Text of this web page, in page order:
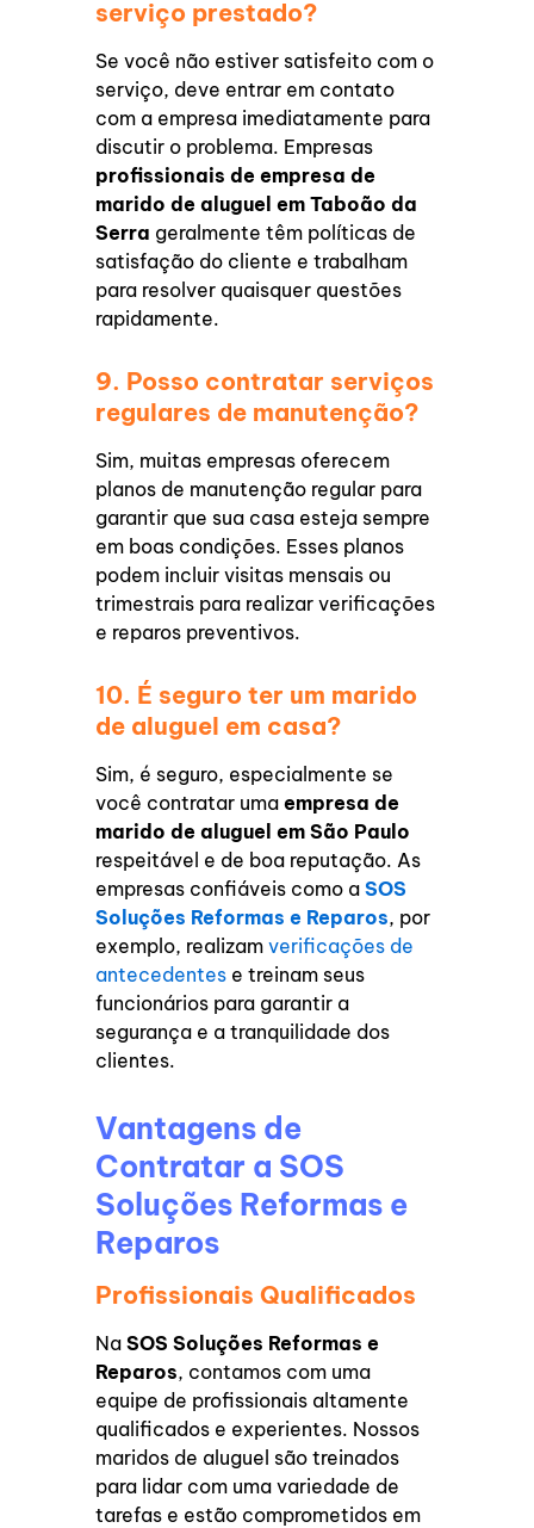
serviço prestado?
Se você não estiver satisfeito com o
serviço, deve entrar em contato
com a empresa imediatamente para
discutir o problema. Empresas
profissionais de empresa de
marido de aluguel em Taboão da
Serra geralmente têm políticas de
satisfação do cliente e trabalham
para resolver quaisquer questões
rapidamente.
9. Posso contratar serviços
regulares de manutenção?
Sim, muitas empresas oferecem
planos de manutenção regular para
garantir que sua casa esteja sempre
em boas condições. Esses planos
podem incluir visitas mensais ou
trimestrais para realizar verificações
e reparos preventivos.
10. É seguro ter um marido
de aluguel em casa?
Sim, é seguro, especialmente se
você contratar umaempresa de
marido de aluguel em São Paulo
respeitável e de boa reputação. As
empresas confiáveis como aSOS
Soluções Reformas e Reparos, por
exemplo, realizamverificações de
antecedentes e treinam seus
funcionários para garantir a
segurança e a tranquilidade dos
clientes.
Vantagens de
Contratar a SOS
Soluções Reformas e
Reparos
Profissionais Qualificados
NaSOS Soluções Reformas e
Reparos, contamos com uma
equipe de profissionais altamente
qualificados e experientes. Nossos
maridos de aluguel são treinados
para lidar com uma variedade de
tarefas e estão comprometidos em